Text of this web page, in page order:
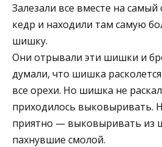
Залезали все вместе на
кедр и находили там самую
шишку.
Они отрывали эти шишки и
думали, что шишка
все орехи. Но шишка не
приходилось выковыривать.
приятно — выковыривать из
пахнувшие смолой.